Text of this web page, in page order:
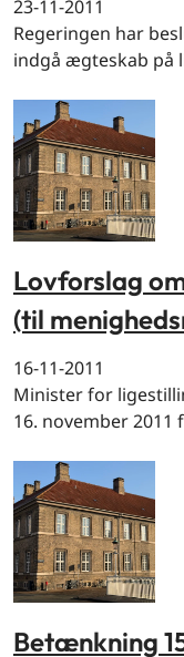
23-11-2011
Regeringen har
indgå ægteskab på
Lovforslag
(til
16-11-2011
Minister for
16. november 2011
Betænkning